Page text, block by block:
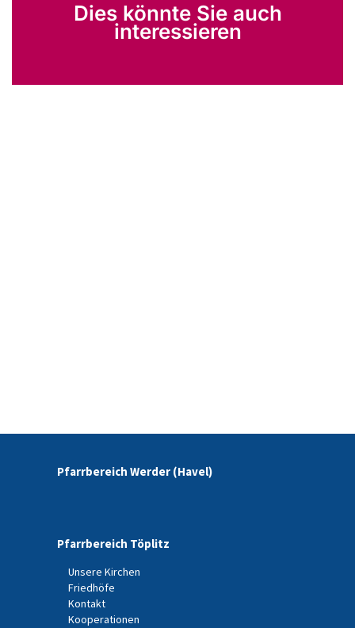
Dies könnte Sie auch
interessieren
Pfarrbereich Werder (Havel)
Pfarrbereich Töplitz
Unsere Kirchen
Friedhöfe
Kontakt
Kooperationen